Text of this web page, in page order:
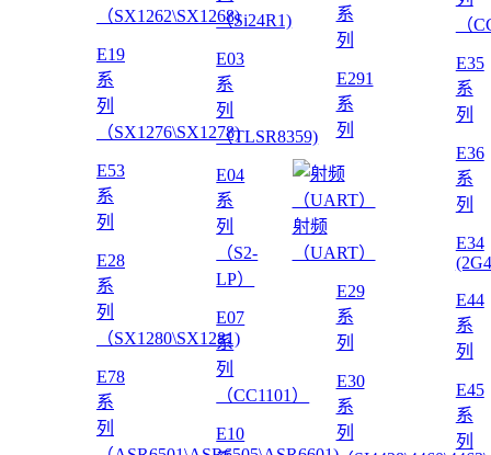
（SX1262\SX1268)
E19
系
列
（SX1276\SX1278)
E53
系
列
E28
系
列
（SX1280\SX1281)
E78
系
列
（Si24R1)
E03
系
列
（TLSR8359)
E04
系
列
（S2-
LP）
E07
系
列
（CC1101）
E10
系
列
E291
系
列
射频
（UART）
E29
系
列
E30
系
列
（
E35
系
列
E36
系
列
E34
E44
系
列
E45
系
列